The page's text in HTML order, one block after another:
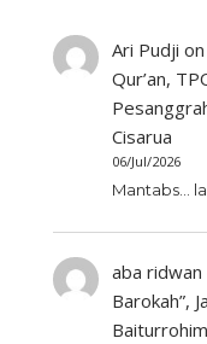
Ari Pudji on
Qur’an,
Cisarua
06/Jul/2026
Mantabs...
aba ridwan
Barokah”,